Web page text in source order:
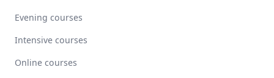
Evening courses
Intensive courses
Online courses